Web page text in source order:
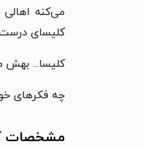
می‌کنه
کلیسای
کلیسا... بهش
چه فکرهای
مشخصات